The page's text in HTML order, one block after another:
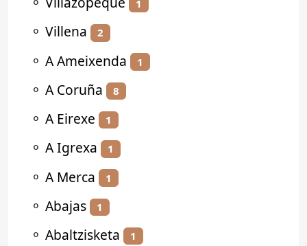
1
⚬ Villena 2
⚬ A Ameixenda 1
⚬ A Coruña 8
⚬ A Eirexe 1
⚬ A Igrexa 1
⚬ A Merca 1
⚬ Abajas 1
⚬ Abaltzisketa 1